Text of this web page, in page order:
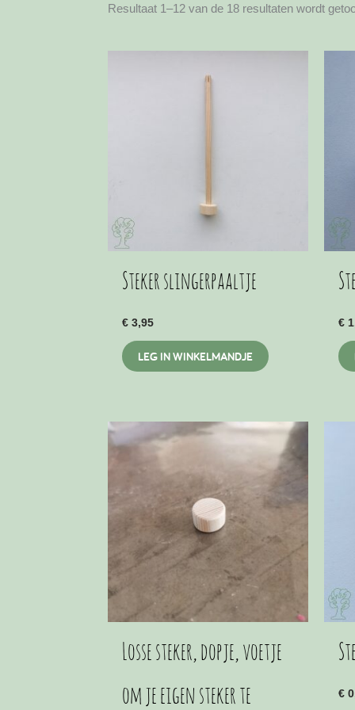
Resultaat 1–12 van de 18 resultaten wordt
Steker slingerpaaltje
€ 3,95
LEG IN WINKELMANDJE
€
Losse steker, dopje, voetje
om je eigen steker te
€